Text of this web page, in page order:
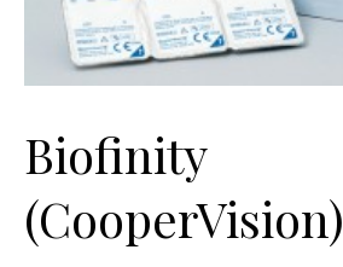
Biofinity
(CooperVision)